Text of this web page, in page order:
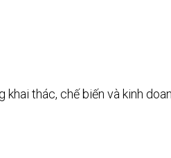
thác, chế biến và kinh